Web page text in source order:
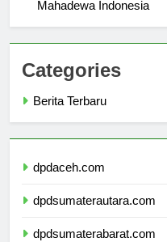
Mahadewa Indonesia
Categories
Berita Terbaru
dpdaceh.com
dpdsumaterautara.com
dpdsumaterabarat.com